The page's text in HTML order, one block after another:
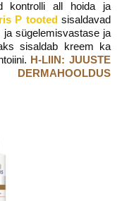
kontrolli all hoida ja
P tooted sisaldavad
ja sügelemisvastase ja
sisaldab kreem ka
H-LIIN: JUUSTE